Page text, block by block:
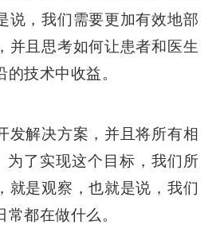
说，我们需要更加有效地部
并且思考如何让患者和医生
技术中收益。
发解决方案，并且将所有相
为了实现这个目标，我们所
就是观察，也就是说，我们
都在做什么。